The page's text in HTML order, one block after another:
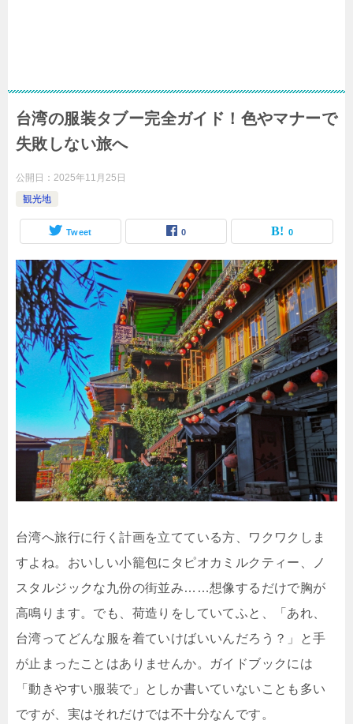
台湾の服装タブー完全ガイド！色やマナーで
失敗しない旅へ
公開日： 2025年11月25日
観光地
Tweet 0 0
台湾へ旅行に行く計画を立てている方、ワクワクしま
すよね。おいしい小籠包にタピオカミルクティー、ノ
スタルジックな九份の街並み……想像するだけで胸が
高鳴ります。でも、荷造りをしていてふと、「あれ、
台湾ってどんな服を着ていけばいいんだろう？」と手
が止まったことはありませんか。ガイドブックには
「動きやすい服装で」としか書いていないことも多い
ですが、実はそれだけでは不十分なんです。